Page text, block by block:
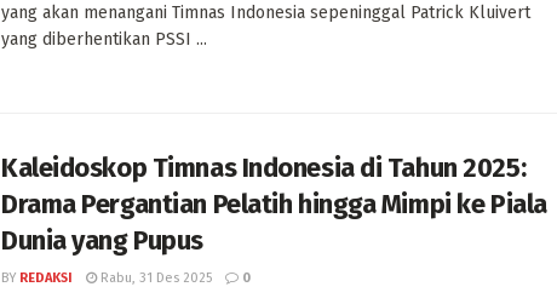
yang akan menangani Timnas Indonesia sepeninggal Patrick Kluivert
yang diberhentikan PSSI ...
Kaleidoskop Timnas Indonesia di Tahun 2025:
Drama Pergantian Pelatih hingga Mimpi ke Piala
Dunia yang Pupus
BY REDAKSI Rabu, 31 Des 2025 0